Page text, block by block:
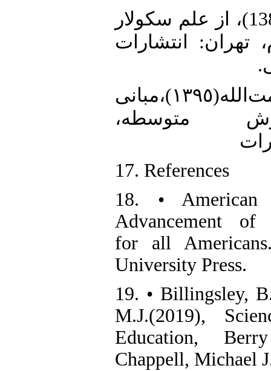
15. • گلشنی، مهدی(1380)، از علم سکولار
تهران: انتشارات
16. • موسی‌پور،نعمت‌الله‌(١٣٩٥)،مبانی
متوسطه،
17. References
18. • American
Advancement of
for all
University Press.
19. • Billingsley,
M.J.(2019),
Education,
Chappell, Michael